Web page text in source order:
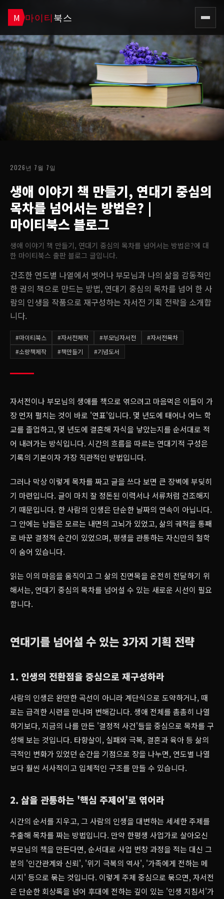
M 마이티북스
2026년 7월 7일
생애 이야기 책 만들기, 연대기 중심의
목차를 넘어서는 방법은? |
마이티북스 블로그
생애 이야기 책 만들기, 연대기 중심의 목차를 넘어서는 방법은?에 대
한 마이티북스 출판 블로그 글입니다.
건조한 연도별 나열에서 벗어나 부모님과 나의 삶을 감동적인
한 권의 책으로 만드는 방법, 연대기 중심의 목차를 넘어 한 사
람의 인생을 작품으로 재구성하는 자서전 기획 전략을 소개합
니다.
#마이티북스 #자서전제작 #부모님자서전 #자서전목차
#소량책제작 #책만들기 #기념도서
자서전이나 부모님의 생애를 책으로 엮으려고 마음먹은 이들이 가
장 먼저 펼치는 것이 바로 '연표'입니다. 몇 년도에 태어나 어느 학
교를 졸업하고, 몇 년도에 결혼해 자식을 낳았는지를 순서대로 적
어 내려가는 방식입니다. 시간의 흐름을 따르는 연대기적 구성은
기록의 기본이자 가장 직관적인 방법입니다.
그러나 막상 이렇게 목차를 짜고 글을 쓰다 보면 큰 장벽에 부딪히
기 마련입니다. 글이 마치 잘 정돈된 이력서나 서류처럼 건조해지
기 때문입니다. 한 사람의 인생은 단순한 날짜의 연속이 아닙니다.
그 안에는 남들은 모르는 내면의 고뇌가 있었고, 삶의 궤적을 통째
로 바꾼 결정적 순간이 있었으며, 평생을 관통하는 자신만의 철학
이 숨어 있습니다.
읽는 이의 마음을 움직이고 그 삶의 진면목을 온전히 전달하기 위
해서는, 연대기 중심의 목차를 넘어설 수 있는 새로운 시선이 필요
합니다.
연대기를 넘어설 수 있는 3가지 기획 전략
1. 인생의 전환점을 중심으로 재구성하라
사람의 인생은 완만한 곡선이 아니라 계단식으로 도약하거나, 때
로는 급격한 시련을 만나며 변해갑니다. 생애 전체를 촘촘히 나열
하기보다, 지금의 나를 만든 '결정적 사건'들을 중심으로 목차를 구
성해 보는 것입니다. 타향살이, 실패와 극복, 결혼과 육아 등 삶의
극적인 변화가 있었던 순간을 기점으로 장을 나누면, 연도별 나열
보다 훨씬 서사적이고 입체적인 구조를 만들 수 있습니다.
2. 삶을 관통하는 '핵심 주제어'로 엮어라
시간의 순서를 지우고, 그 사람의 인생을 대변하는 세세한 주제를
추출해 목차를 짜는 방법입니다. 만약 한평생 사업가로 살아오신
부모님의 책을 만든다면, 순서대로 사업 번창 과정을 적는 대신 그
분의 '인간관계와 신뢰', '위기 극복의 역사', '가족에게 전하는 메
시지' 등으로 묶는 것입니다. 이렇게 주제 중심으로 묶으면, 자서전
은 단순한 회상록을 넘어 후대에 전하는 깊이 있는 '인생 지침서'가